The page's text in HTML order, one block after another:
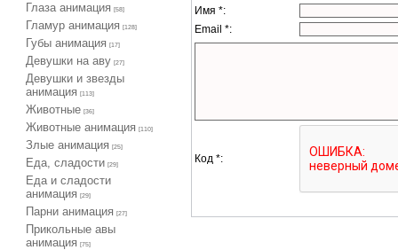
Глаза анимация [58]
Гламур анимация [128]
Губы анимация [17]
Девушки на аву [27]
Девушки и звезды
анимация
[113]
Животные [36]
Животные анимация [110]
Злые анимация [25]
Еда, сладости [29]
Еда и сладости
анимация
[29]
Парни анимация [27]
Прикольные авы
анимация
[75]
Имя *:
Email *:
Код *: